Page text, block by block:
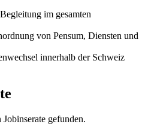
im gesamten
von Pensum, Diensten und
innerhalb der Schweiz
gefunden.